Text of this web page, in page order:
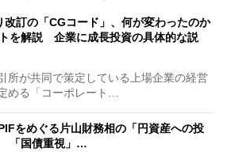
改訂の「CGコード」、何が変わったのか
を解説 企業に成長投資の具体的な説
所が共同で策定している上場企業の経営
める「コーポレート…
をめぐる片山財務相の「円資産への投
「国債重視」…